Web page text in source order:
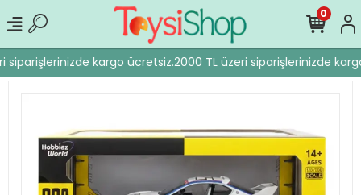
siparişlerinizde kargo ücretsiz.2000 TL üzeri siparişlerinizde
0